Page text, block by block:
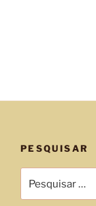
PESQUISAR
por: